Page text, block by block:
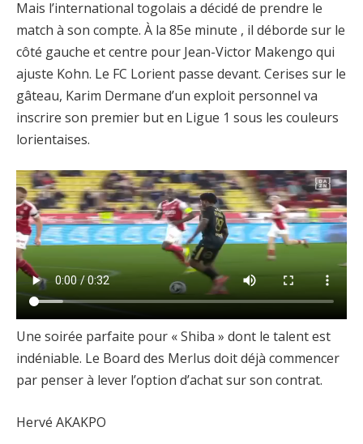
Mais l’international togolais a décidé de prendre le
match à son compte. À la 85e minute , il déborde sur le
côté gauche et centre pour Jean-Victor Makengo qui
ajuste Kohn. Le FC Lorient passe devant. Cerises sur le
gâteau, Karim Dermane d’un exploit personnel va
inscrire son premier but en Ligue 1 sous les couleurs
lorientaises.
Une soirée parfaite pour « Shiba » dont le talent est
indéniable. Le Board des Merlus doit déjà commencer
par penser à lever l’option d’achat sur son contrat.
Hervé AKAKPO